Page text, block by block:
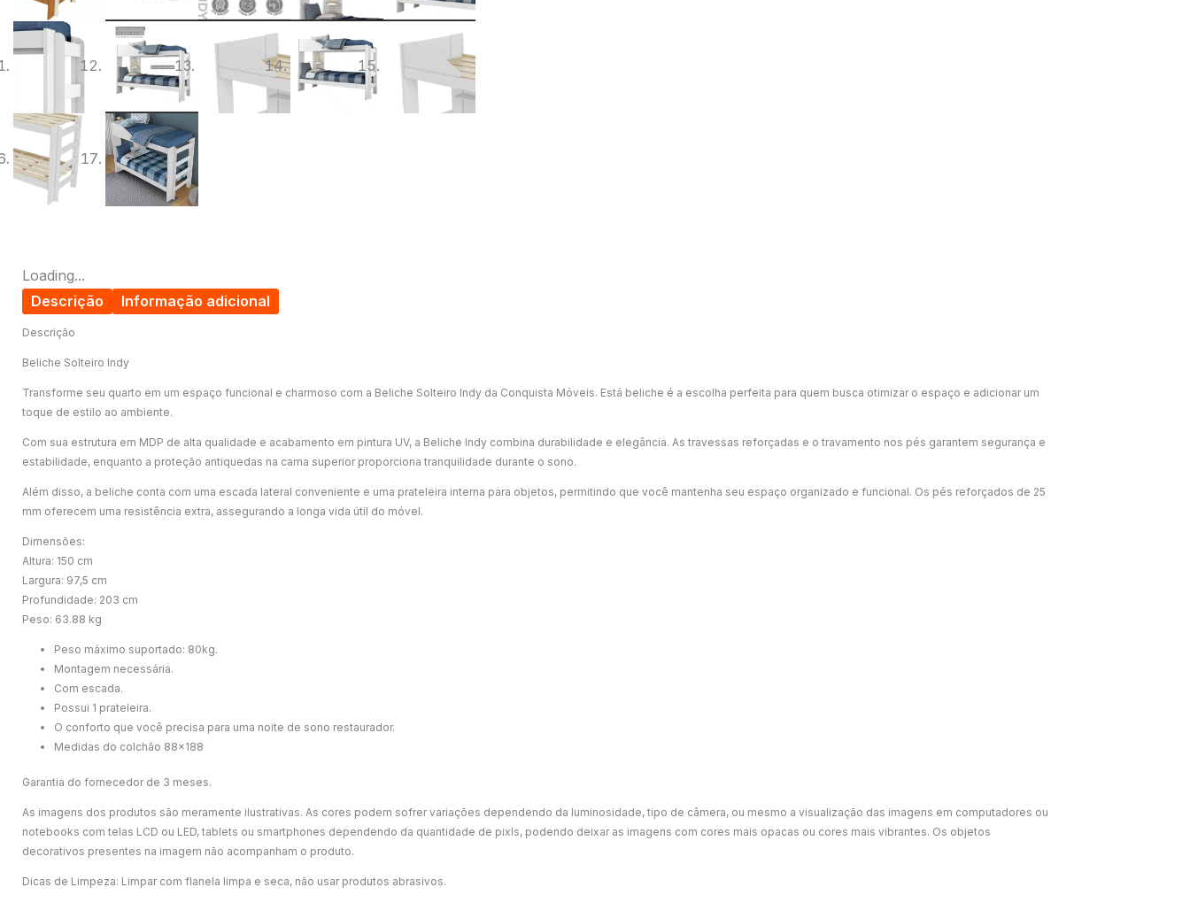
Loading...
Descrição
Informação adicional
Descrição
Beliche Solteiro Indy
Transforme seu quarto em um espaço funcional e charmoso com a Beliche Solteiro Indy da Conquista Móveis. Está beliche é a escolha perfeita para quem busca otimizar o espaço e adicionar um
toque de estilo ao ambiente.
Com sua estrutura em MDP de alta qualidade e acabamento em pintura UV, a Beliche Indy combina durabilidade e elegância. As travessas reforçadas e o travamento nos pés garantem segurança e
estabilidade, enquanto a proteção antiquedas na cama superior proporciona tranquilidade durante o sono.
Além disso, a beliche conta com uma escada lateral conveniente e uma prateleira interna para objetos, permitindo que você mantenha seu espaço organizado e funcional. Os pés reforçados de 25
mm oferecem uma resistência extra, assegurando a longa vida útil do móvel.
Dimensões:
Altura: 150 cm
Largura: 97,5 cm
Profundidade: 203 cm
Peso: 63.88 kg
Peso máximo suportado: 80kg.
Montagem necessária.
Com escada.
Possui 1 prateleira.
O conforto que você precisa para uma noite de sono restaurador.
Medidas do colchão 88×188
Garantia do fornecedor de 3 meses.
As imagens dos produtos são meramente ilustrativas. As cores podem sofrer variações dependendo da luminosidade, tipo de câmera, ou mesmo a visualização das imagens em computadores ou
notebooks com telas LCD ou LED, tablets ou smartphones dependendo da quantidade de pixls, podendo deixar as imagens com cores mais opacas ou cores mais vibrantes. Os objetos
decorativos presentes na imagem não acompanham o produto.
Dicas de Limpeza: Limpar com flanela limpa e seca, não usar produtos abrasivos.